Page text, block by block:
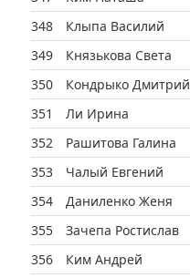
348
Клыпа Василий
349
Князькова Света
350
Кондрыко Дмитрий
351
Ли Ирина
352
Рашитова Галина
353
Чалый Евгений
354
Даниленко Женя
355
Зачепа Ростислав
356
Ким Андрей